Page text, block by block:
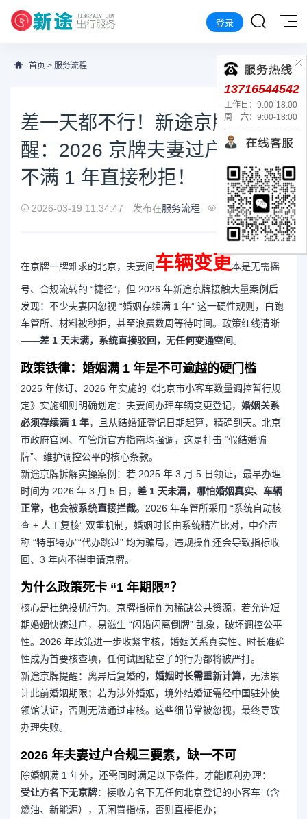
登录
首页 > 服务流程
差一天都不行！新途京牌提
醒：2026 京牌夫妻过户，婚姻
不满 1 年直接秒拒！
2026-03-19 11:34:47 发布在服务流程 137
在京牌一牌难求的北京，夫妻间车辆变更本是无需摇
号、合规流转的 “捷径”，但 2026 年新途京牌接触大量案例后
发现：不少夫妻因忽视 “婚姻存续满 1 年” 这一硬性规则，白跑
车管所、材料被秒拒，甚至浪费数周等待时间。政策红线清晰
——差 1 天未满，系统直接驳回，无任何变通空间。
政策铁律：婚姻满 1 年是不可逾越的硬门槛
2025 年修订、2026 年实施的《北京市小客车数量调控暂行规
定》实施细则明确划定：夫妻间办理车辆变更登记， 婚姻关系
必须存续满 1 年，且从结婚证登记日期起算，精确到天。北京
市政府官网、车管所官方指南均强调，这是打击 “假结婚骗
牌”、维护调控公平的核心条款。
新途京牌拆解实操案例：若 2025 年 3 月 5 日领证，最早办理
时间为 2026 年 3 月 5 日， 差 1 天未满，哪怕婚姻真实、车辆
正常，也会被系统直接拦截。2026 年车管所采用 “系统自动核
查 + 人工复核” 双重机制，婚姻时长由系统精准比对，中介声
称 “特事特办”“代办跳过” 均为骗局，违规操作还会导致指标收
回、3 年内不得申请京牌。
为什么政策死卡 “1 年期限”？
核心是杜绝投机行为。京牌指标作为稀缺公共资源，若允许短
期婚姻快速过户，易滋生 “闪婚闪离倒牌” 乱象，破坏调控公平
性。2026 年政策进一步收紧审核，婚姻关系真实性、时长准确
性成为首要核查项，任何试图钻空子的行为都将被严打。
新途京牌提醒：离异后复婚的， 婚姻时长需重新计算，无法累
计此前婚姻期限；若为涉外婚姻，境外结婚证需经中国驻外使
领馆认证，否则无法通过审核。这些细节常被忽视，最终导致
办理失败。
2026 年夫妻过户合规三要素，缺一不可
除婚姻满 1 年外，还需同时满足以下条件，才能顺利办理：
受让方名下无京牌：接收方名下无任何北京登记的小客车（含
燃油、新能源），无闲置指标，否则直接拒办；
13716544542
工作日：9:00-18:00
周 六：9:00-18:00